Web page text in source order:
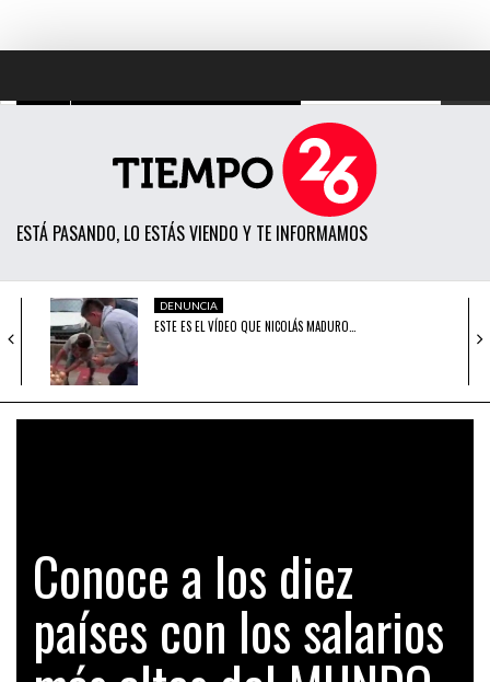
ESTÁ PASANDO, LO ESTÁS VIENDO Y TE INFORMAMOS
POLÍTICA
ECONOMÍA
SOCIEDAD
CIENCIA
OPINIÓN
VIDEOS
DENUNCIA
ESTE ES EL VÍDEO QUE NICOLÁS MADURO…
ACTUALIDAD
INSTITUTO GEOFÍSICO DEL PERÚ ADVIERTE UN
POTENTE…
POLÍTICA
ESTE VÍDEO PODRÍA PERJUDICAR SERIAMENTE A
Conoce a los diez
países con los salarios